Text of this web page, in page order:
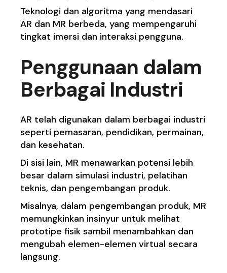
Teknologi dan algoritma yang mendasari
AR dan MR berbeda, yang mempengaruhi
tingkat imersi dan interaksi pengguna.
Penggunaan dalam
Berbagai Industri
AR telah digunakan dalam berbagai industri
seperti pemasaran, pendidikan, permainan,
dan kesehatan.
Di sisi lain, MR menawarkan potensi lebih
besar dalam simulasi industri, pelatihan
teknis, dan pengembangan produk.
Misalnya, dalam pengembangan produk, MR
memungkinkan insinyur untuk melihat
prototipe fisik sambil menambahkan dan
mengubah elemen-elemen virtual secara
langsung.